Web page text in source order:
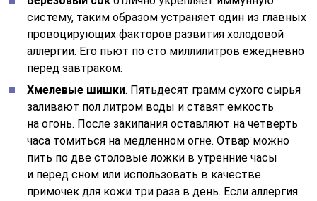
систему, таким образом устраняет один из главных
провоцирующих факторов развития холодовой
аллергии. Его пьют по сто миллилитров ежедневно
перед завтраком.
Хмелевые шишки. Пятьдесят грамм сухого сырья
заливают пол литром воды и ставят емкость
на огонь. После закипания оставляют на четверть
часа томиться на медленном огне. Отвар можно
пить по две столовые ложки в утренние часы
и перед сном или использовать в качестве
примочек для кожи три раза в день. Если аллергия